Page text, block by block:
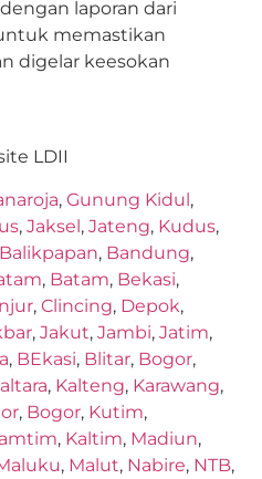
laporan dari
memastikan
digelar keesokan
LDII
, Gunung Kidul,
, Jaksel, Jateng, Kudus,
Balikpapan, Bandung,
, Batam, Bekasi,
, Clincing, Depok,
, Jakut, Jambi, Jatim,
, BEkasi, Blitar, Bogor,
, Kalteng, Karawang,
, Bogor, Kutim,
, Kaltim, Madiun,
, Malut, Nabire, NTB,